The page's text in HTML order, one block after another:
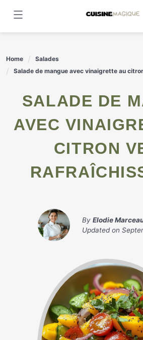
content
Home
Salades
Salade de mangue avec vinaigrette au
SALADE DE MANGUE
AVEC
CITRON
By Elodie
Updated on